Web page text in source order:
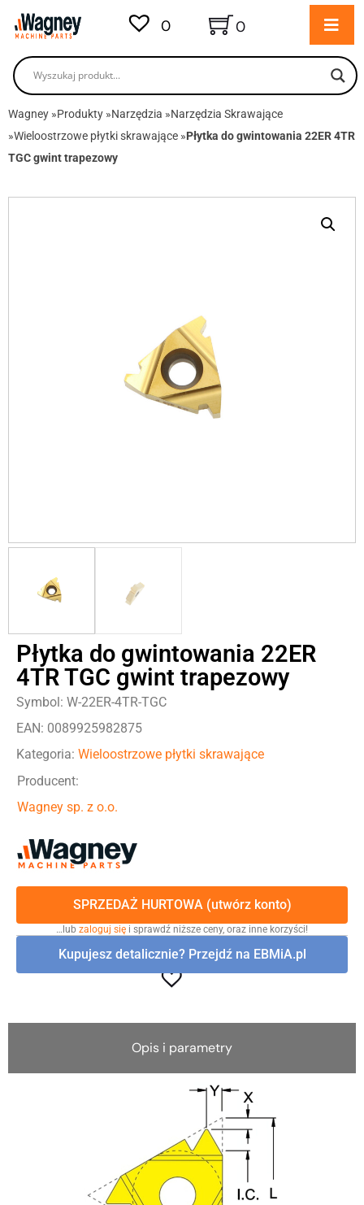
0 0
Wagney »Produkty »Narzędzia »Narzędzia Skrawające
»Wieloostrzowe płytki skrawające »Płytka do gwintowania 22ER 4TR
TGC gwint trapezowy
Płytka do gwintowania 22ER
4TR TGC gwint trapezowy
Symbol: W-22ER-4TR-TGC
EAN: 0089925982875
Kategoria: Wieloostrzowe płytki skrawające
Producent:
Wagney sp. z o.o.
SPRZEDAŻ HURTOWA (utwórz konto)
…lub zaloguj się i sprawdź niższe ceny, oraz inne korzyści!
Kupujesz detalicznie? Przejdź na EBMiA.pl
Opis i parametry